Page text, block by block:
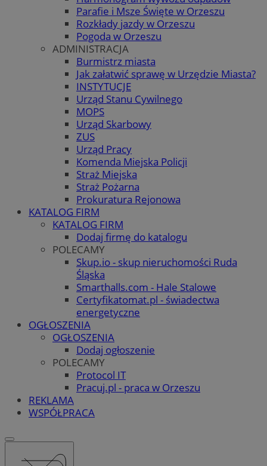
Parafie i Msze Święte w Orzeszu
Rozkłady jazdy w Orzeszu
Pogoda w Orzeszu
ADMINISTRACJA
Burmistrz miasta
Jak załatwić sprawę w Urzędzie Miasta?
INSTYTUCJE
Urząd Stanu Cywilnego
MOPS
Urząd Skarbowy
ZUS
Urząd Pracy
Komenda Miejska Policji
Straż Miejska
Straż Pożarna
Prokuratura Rejonowa
KATALOG FIRM
KATALOG FIRM
Dodaj firmę do katalogu
POLECAMY
Skup.io - skup nieruchomości Ruda
Śląska
Smarthalls.com - Hale Stalowe
Certyfikatomat.pl - świadectwa
energetyczne
OGŁOSZENIA
OGŁOSZENIA
Dodaj ogłoszenie
POLECAMY
Protocol IT
Pracuj.pl - praca w Orzeszu
REKLAMA
WSPÓŁPRACA